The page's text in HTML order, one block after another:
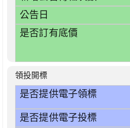
公告日
是否訂有底價
領投開標
是否提供電子領標
是否提供電子投標